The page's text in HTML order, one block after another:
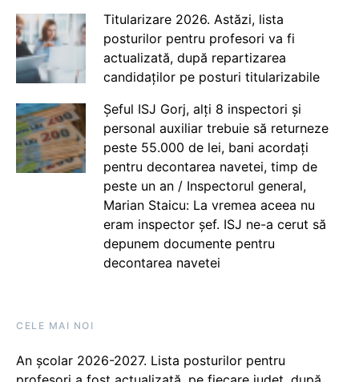
Titularizare 2026. Astăzi, lista
posturilor pentru profesori va fi
actualizată, după repartizarea
candidaților pe posturi titularizabile
Șeful ISJ Gorj, alți 8 inspectori și
personal auxiliar trebuie să returneze
peste 55.000 de lei, bani acordați
pentru decontarea navetei, timp de
peste un an / Inspectorul general,
Marian Staicu: La vremea aceea nu
eram inspector șef. ISJ ne-a cerut să
depunem documente pentru
decontarea navetei
CELE MAI NOI
An școlar 2026-2027. Lista posturilor pentru